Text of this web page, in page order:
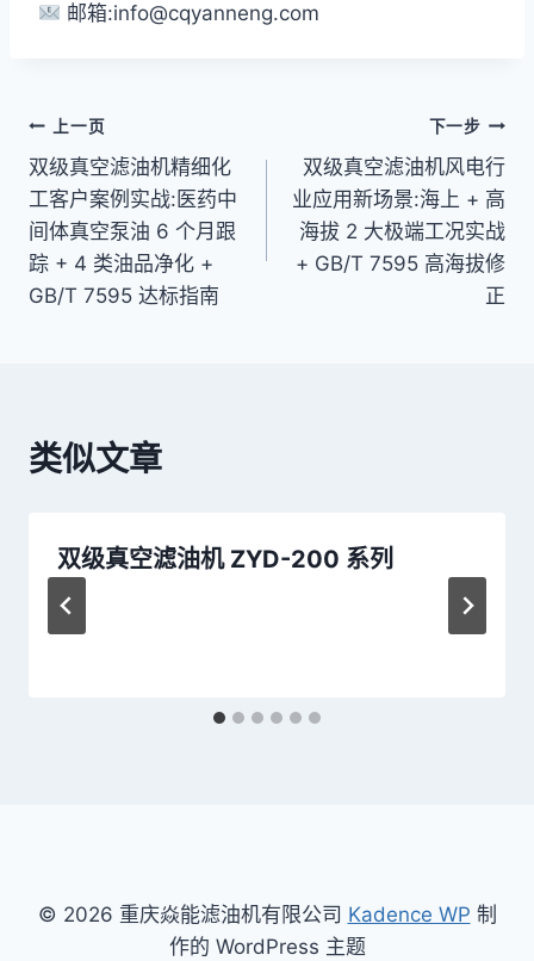
邮箱:info@cqyanneng.com
文
章
导
航
上一页
双级真空滤油机精细化
工客户案例实战:医药中
间体真空泵油 6 个月跟
踪 + 4 类油品净化 +
GB/T 7595 达标指南
下一步
双级真空滤油机风电行
业应用新场景:海上 + 高
海拔 2 大极端工况实战
+ GB/T 7595 高海拔修
正
类似文章
双级真空滤油机 ZYD-200 系列
© 2026 重庆焱能滤油机有限公司 Kadence WP 制
作的 WordPress 主题